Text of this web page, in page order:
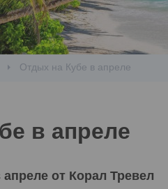
Отдых на Кубе в апреле
в апреле
от Корал Тревел